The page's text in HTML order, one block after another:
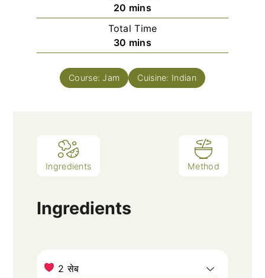
20 minutes
mins
Total Time
30 minutes
mins
Course:Jam Cuisine: Indian
Ingredients Method
Ingredients
2 सेब